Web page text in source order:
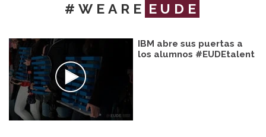
#WEARE EUDE
IBM abre sus puertas a
los alumnos #EUDEtalent